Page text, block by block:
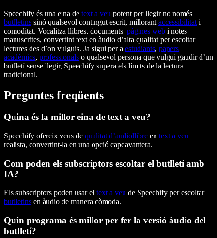
Speechify és una eina de text a veu potent per llegir no només
butlletins sinó qualsevol contingut escrit, millorant accessibilitat i
comoditat. Vocalitza llibres, documents, pàgines web i notes
manuscrites, convertint text en àudio d’alta qualitat per escoltar
lectures des d’on vulguis. Ja sigui per a estudiants, papers
acadèmics, professionals o qualsevol persona que vulgui gaudir d’un
butlletí sense llegir, Speechify supera els límits de la lectura
tradicional.
Preguntes freqüents
Quina és la millor eina de text a veu?
Speechify ofereix veus de qualitat d’audiollibre en text a veu
realista, convertint-la en una opció capdavantera.
Com poden els subscriptors escoltar el butlletí amb
IA?
Els subscriptors poden usar el text a veu de Speechify per escoltar
butlletins en àudio de manera còmoda.
Quin programa és millor per fer la versió àudio del
butlletí?